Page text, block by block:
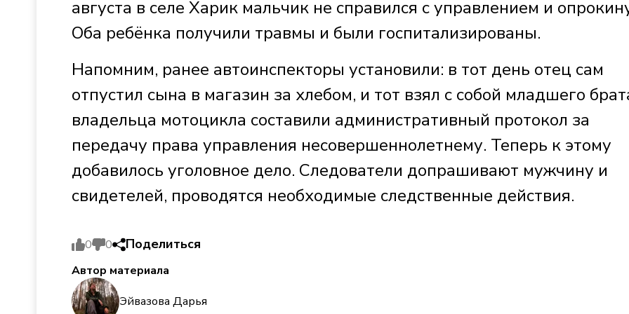
августа в селе Харик мальчик не справился с управлением и
Оба ребёнка получили травмы и были госпитализированы.
Напомним, ранее автоинспекторы установили: в тот день отец сам
отпустил сына в магазин за хлебом, и тот взял с собой младшего
владельца мотоцикла составили административный протокол за
передачу права управления несовершеннолетнему. Теперь к этому
добавилось уголовное дело. Следователи допрашивают мужчину и
свидетелей, проводятся необходимые следственные действия.
0 0 Поделиться
Автор материала
Эйвазова Дарья